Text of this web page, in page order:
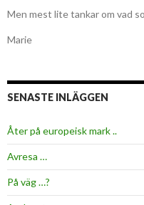
Men mest lite tankar om vad
Marie
SENASTE INLÄGGEN
Åter på europeisk mark ..
Avresa …
På väg …?